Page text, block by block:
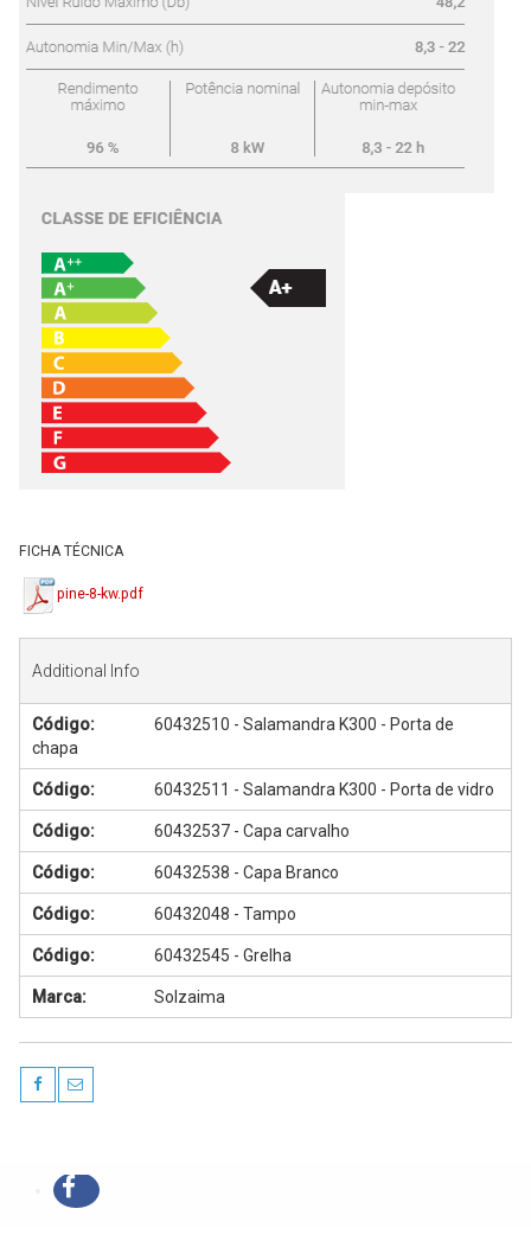
FICHA TÉCNICA
pine-8-kw.pdf
Additional Info
Código:
60432510 - Salamandra K300 - Porta de
chapa
Código: 60432511 - Salamandra K300 - Porta de vidro
Código: 60432537 - Capa carvalho
Código: 60432538 - Capa Branco
Código: 60432048 - Tampo
Código: 60432545 - Grelha
Marca: Solzaima